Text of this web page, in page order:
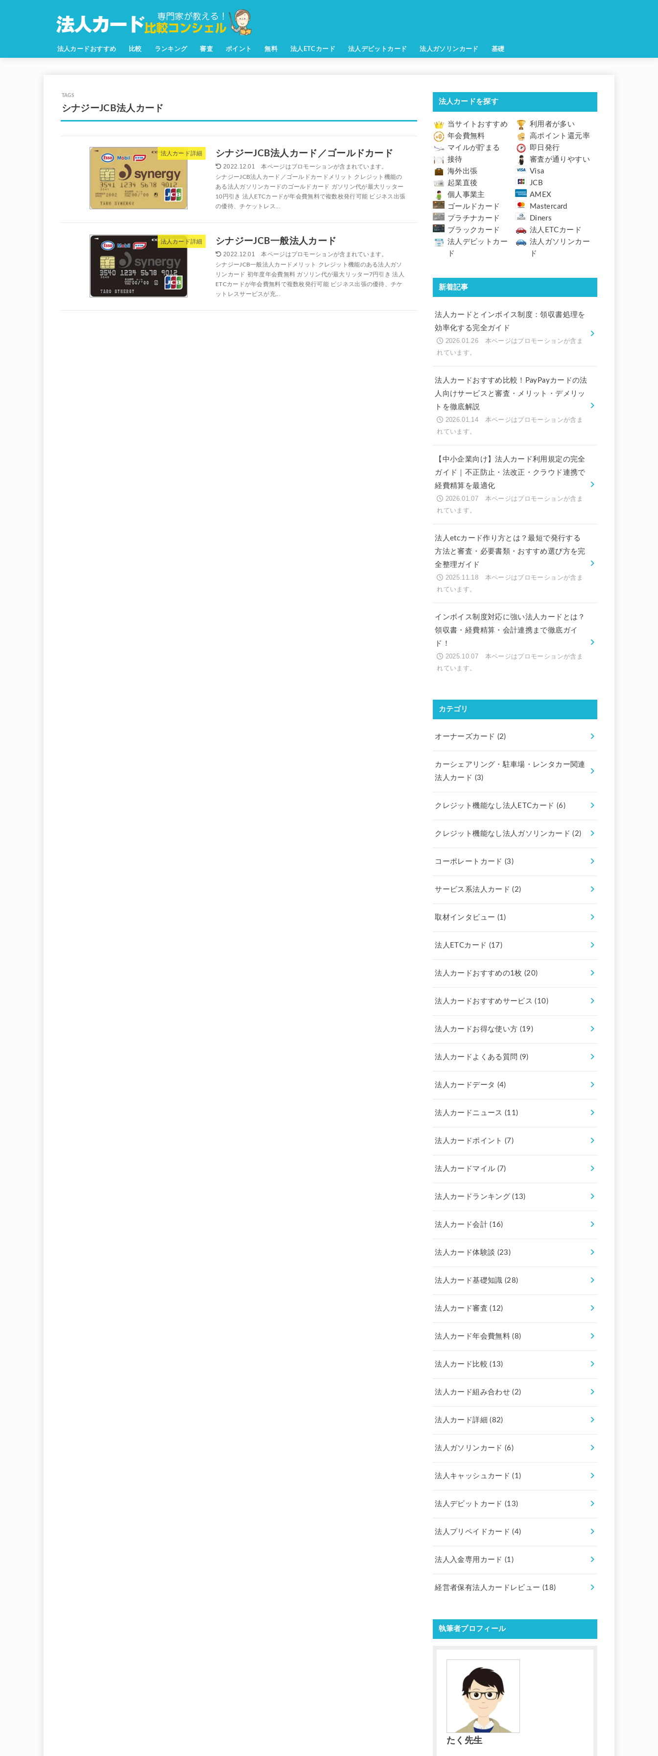
法人カードおすすめ 比較 ランキング 審査 ポイント 無料 法人ETCカード 法人デビットカード 法人ガソリンカード 基礎
シナジーJCB法人カード
法人カード詳細 シナジーJCB法人カード／ゴールドカード
2022.12.01
シナジーJCB法人カード／ゴールドカードメリット クレジット機能の
ある法人ガソリンカードのゴールドカード ガソリン代が最大リッター
10円引き 法人ETCカードが年会費無料で複数枚発行可能 ビジネス出張
の優待、チケットレス...
法人カード詳細 シナジーJCB一般法人カード
2022.12.01
シナジーJCB一般法人カードメリット クレジット機能のある法人ガソ
リンカード 初年度年会費無料 ガソリン代が最大リッター7円引き 法人
ETCカードが年会費無料で複数枚発行可能 ビジネス出張の優待、チケ
ットレスサービスが充...
法人カードを探す
当サイトおすすめ
利用者が多い
年会費無料
高ポイント還元率
マイルが貯まる
即日発行
接待
審査が通りやすい
海外出張
Visa
起業直後
JCB
個人事業主
AMEX
ゴールドカード
Mastercard
プラチナカード
Diners
ブラックカード
法人ETCカード
法人デビットカー
ド
法人ガソリンカー
ド
新着記事
法人カードとインボイス制度：領収書処理を
効率化する完全ガイド
2026.01.26
法人カードおすすめ比較！PayPayカードの法
人向けサービスと審査・メリット・デメリッ
トを徹底解説
2026.01.14
【中小企業向け】法人カード利用規定の完全
ガイド｜不正防止・法改正・クラウド連携で
経費精算を最適化
2026.01.07
法人etcカード作り方とは？最短で発行する
方法と審査・必要書類・おすすめ選び方を完
全整理ガイド
2025.11.18
インボイス制度対応に強い法人カードとは？
領収書・経費精算・会計連携まで徹底ガイ
ド！
2025.10.07
カテゴリ
オーナーズカード (2)
カーシェアリング・駐車場・レンタカー関連
法人カード (3)
クレジット機能なし法人ETCカード (6)
クレジット機能なし法人ガソリンカード(2)
コーポレートカード (3)
サービス系法人カード(2)
取材インタビュー (1)
法人ETCカード (17)
法人カードおすすめの1枚(20)
法人カードおすすめサービス(10)
法人カードお得な使い方 (19)
法人カードよくある質問 (9)
法人カードデータ (4)
法人カードニュース (11)
法人カードポイント (7)
法人カードマイル (7)
法人カードランキング(13)
法人カード会計(16)
法人カード体験談 (23)
法人カード基礎知識 (28)
法人カード審査(12)
法人カード年会費無料(8)
法人カード比較(13)
法人カード組み合わせ(2)
法人カード詳細(82)
法人ガソリンカード (6)
法人キャッシュカード(1)
法人デビットカード (13)
法人プリペイドカード(4)
法人入金専用カード (1)
経営者保有法人カードレビュー (18)
執筆者プロフィール
たく先生